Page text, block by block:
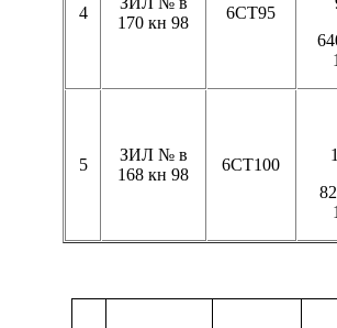
4
170 кн 98
6СТ95
5
ЗИЛ № в
168 кн 98
6СТ100